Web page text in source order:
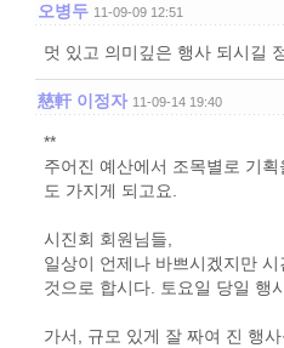
오병두 11-09-09 12:51
멋 있고 의미깊은 행사 되시길
慈軒 이정자 11-09-14 19:40
**
주어진 예산에서 조목별로 기
도 가지게 되고요.
시진회 회원님들,
일상이 언제나 바쁘시겠지만
것으로 합시다. 토요일 당일 행
가서, 규모 있게 잘 짜여 진 행